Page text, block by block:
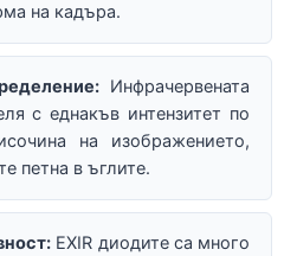
на кадъра.
Инфрачервената
с еднакъв интензитет по
на изображението,
петна в ъглите.
EXIR диодите са много